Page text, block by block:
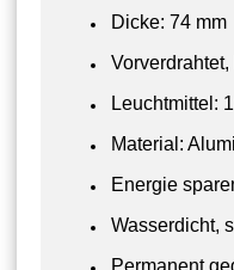
Dicke: 74 mm
Leuchtmittel:
Material:
Energie
Wasserdicht,